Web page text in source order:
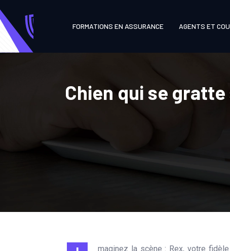
FORMATIONS EN ASSURANCE AGENTS ET
Chien qui se